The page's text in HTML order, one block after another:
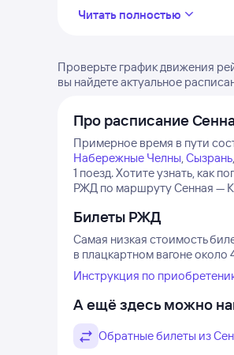
Читать полностью
Проверьте график движения
вы найдете актуальное
Про расписание
Примерное время в пути
Набережные Челны,Сызрань,
1 поезд.Хотите узнать, как
РЖД по маршруту Сенная —
Билеты РЖД
Самая низкая стоимость
в плацкартном вагоне
Инструкция по
А ещё здесь можно
Обратные билеты из